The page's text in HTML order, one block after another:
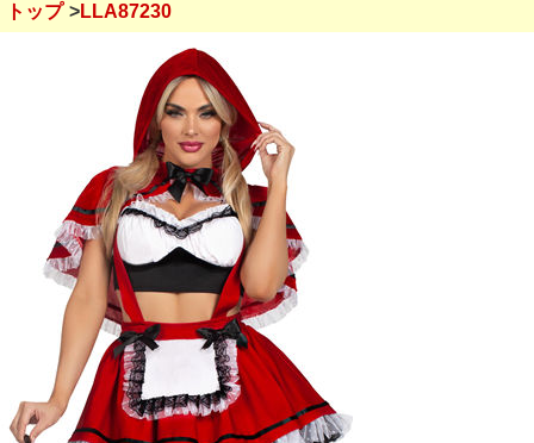
トップ LLA87230